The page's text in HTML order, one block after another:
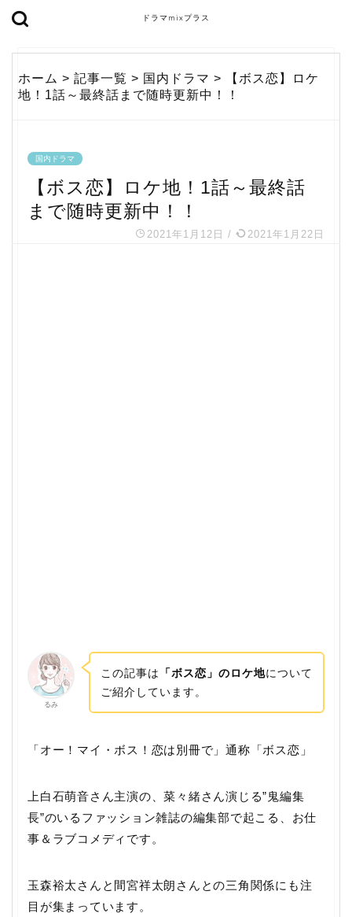
ドラマmixプラス
ホーム > 記事一覧 > 国内ドラマ >
【ボス恋】ロケ
地！1話～最終話まで随時更新中！！
国内ドラマ
【ボス恋】ロケ地！1話～最終話
まで随時更新中！！
2021年1月12日 / 2021年1月22日
るみ
この記事は 「ボス恋」のロケ地について
ご紹介しています。
「オー！マイ・ボス！恋は別冊で」通称「ボス恋」
上白石萌音さん主演の、菜々緒さん演じる”鬼編集
長”のいるファッション雑誌の編集部で起こる、お仕
事＆ラブコメディです。
玉森裕太さんと間宮祥太朗さんとの三角関係にも注
目が集まっています。